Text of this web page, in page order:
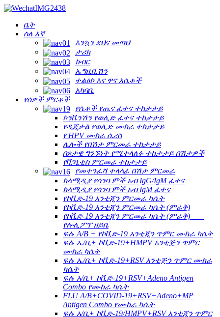
ቤት
ስለ እኛ
እንኳን ደህና መጣህ
ታሪክ
ክብር
ኤግዚቢሽን
ተልዕኮ እና ዋና እሴቶች
አካባቢ
የሰዎች ምርቶች
የሴቶች የጤና ፈተና ተከታታይ
ኮንቬንሽን የወሊድ ፈተና ተከታታይ
የዲጂታል የወሊድ ሙከራ ተከታታይ
የ HPV ሙከራ ሴሪስ
ሌሎች የበሽታ ምርመራ ተከታታይ
በጾታዊ ግንኙነት የሚተላለፉ ተከታታይ በሽታዎች
የቫጋኒቲስ ምርመራ ተከታታይ
የመተንፈሻ ተላላፊ በሽታ ምርመራ
ክላሚዲያ የሳንባ ምች አብ IgG/IgM ፈተና
ክላሚዲያ የሳንባ ምች አብ IgM ፈተና
የኮቪድ-19 አንቲጂን ምርመራ ካሴት
የኮቪድ-19 አንቲጂን ምርመራ ካሴት (ምራቅ)
የኮቪድ-19 አንቲጂን ምርመራ ካሴት (ምራቅ)——
የሎሊፖፕ ዘይቤ
ፍሉ A/B + የኮቪድ-19 አንቲጂን ጥምር ሙከራ ካሴት
ፍሉ ኤ/ቢ+ ኮቪድ-19+HMPV አንቲጅን ጥምር
ሙከራ ካሴት
ፍሉ ኤ/ቢ+ ኮቪድ-19+RSV አንቲጅን ጥምር ሙከራ
ካሴት
ፍሉ አ/ቢ+ ኮቪድ-19+RSV+Adeno Antigen
Combo የሙከራ ካሴት
FLU A/B+COVID-19+RSV+Adeno+MP
Antigen Combo የሙከራ ካሴት
ፍሉ አ/ቢ+ ኮቪድ-19/HMPV+RSV አንቲጂን ጥምር